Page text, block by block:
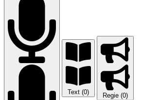
Text (0) Regie (0)